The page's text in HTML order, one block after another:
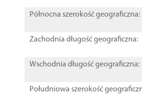
Północna szerokość geograficzna:
Zachodnia długość geograficzna:
Wschodnia długość geograficzna:
Południowa szerokość